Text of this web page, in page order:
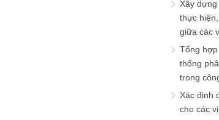
Xây
thực
giữa các
Tổng
thống
trong
Xác định
cho các